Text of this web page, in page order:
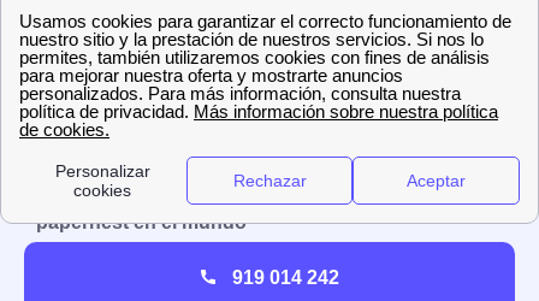
Vodafone Madrid
Vodafone Murcia
Vodafone Valencia
Jazztel Málaga
Jazztel Valencia
Jazztel Zaragoza
Sobre Zona-internet.com
¿Quiénes somos?
El grupo papernest
Aviso legal Nuestras ofertas de trabajo
papernest en el mundo
Reino Unido
919 014 242